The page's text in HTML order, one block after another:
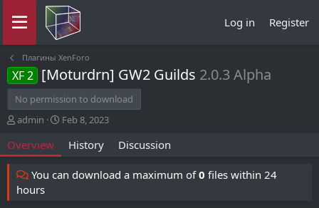
Log in Register
Плагины XenForo
XF 2 [Moturdrn] GW2 Guilds 2.0.3 Alpha
No permission to download
A
t
h
o
r
admin
C
t
Feb 8, 2023
Overview History Discussion
You can download a maximum of0 files within 24
hours